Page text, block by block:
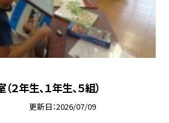
年生、１年生、５組）
更新日 2026/07/09